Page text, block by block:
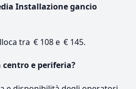
Installazione gancio
tra € 108 e € 145.
e periferia?